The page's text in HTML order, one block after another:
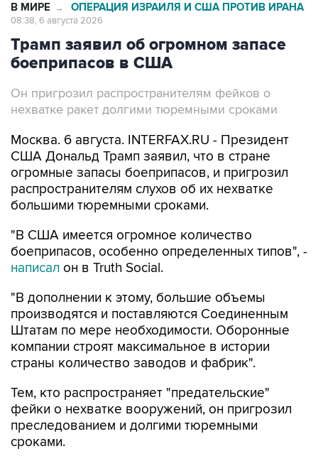
В МИРЕ → ОПЕРАЦИЯ ИЗРАИЛЯ И США ПРОТИВ ИРАНА
08:38, 6 августа 2026
Трамп заявил об огромном запасе
боеприпасов в США
Он пригрозил распространителям фейков о
нехватке ракет долгими тюремными сроками
Москва. 6 августа. INTERFAX.RU - Президент
США Дональд Трамп заявил, что в стране
огромные запасы боеприпасов, и пригрозил
распространителям слухов об их нехватке
большими тюремными сроками.
"В США имеется огромное количество
боеприпасов, особенно определенных типов", -
написал он в Truth Social.
"В дополнении к этому, большие объемы
производятся и поставляются Соединенным
Штатам по мере необходимости. Оборонные
компании строят максимальное в истории
страны количество заводов и фабрик".
Тем, кто распространяет "предательские"
фейки о нехватке вооружений, он пригрозил
преследованием и долгими тюремными
сроками.